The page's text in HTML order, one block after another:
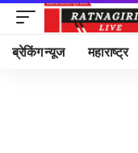
ब्रेकिंग न्यूज महाराष्ट्र